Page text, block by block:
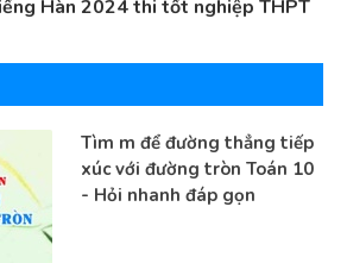
Hàn 2024 thi tốt nghiệp THPT
Tìm m để đường thẳng tiếp
xúc với đường tròn Toán 10
- Hỏi nhanh đáp gọn